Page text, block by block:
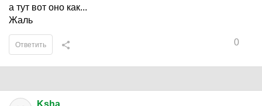
а тут вот оно как...
Жаль
0
Ответить
Ksha